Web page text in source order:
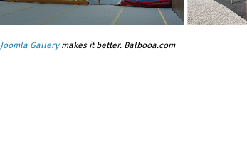
Joomla Gallerymakes it better. Balbooa.com